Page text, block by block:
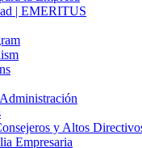
| EMERITUS
y Altos
Empresaria